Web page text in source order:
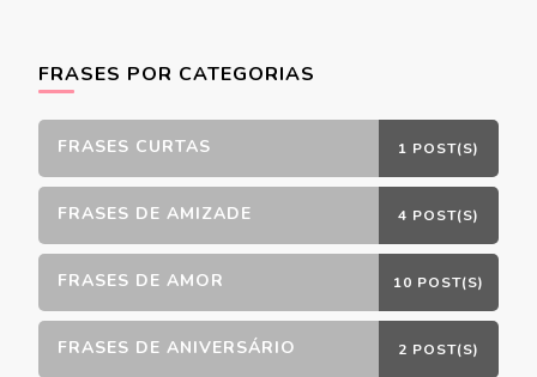
FRASES POR CATEGORIAS
FRASES CURTAS 1 POST(S)
FRASES DE AMIZADE 4 POST(S)
FRASES DE AMOR 10 POST(S)
FRASES DE ANIVERSÁRIO 2 POST(S)